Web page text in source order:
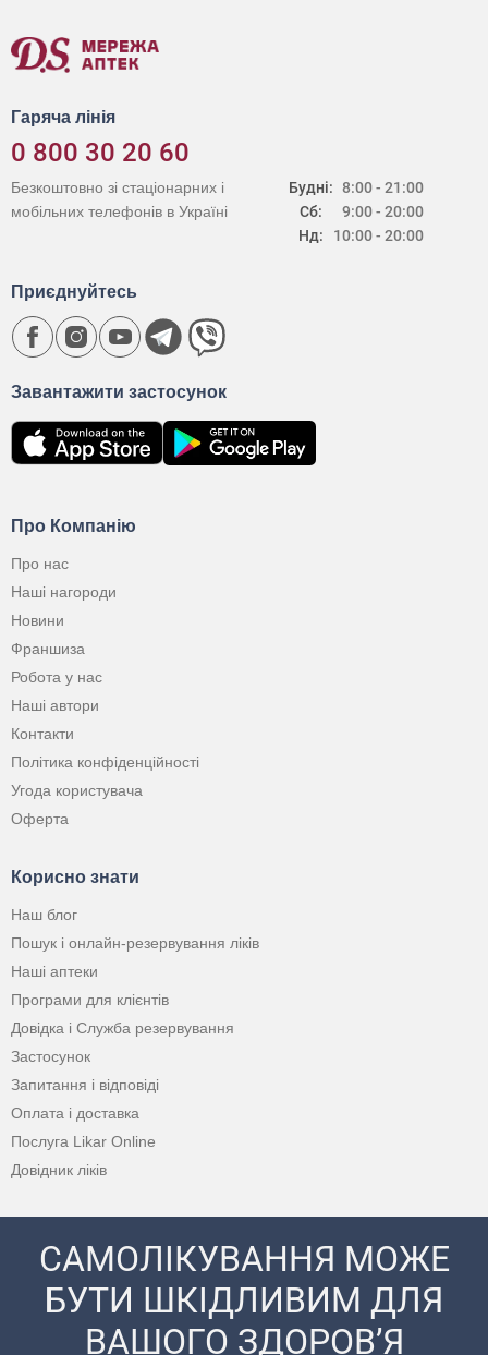
Гаряча лінія
0 800 30 20 60
Будні:
Сб:
Нд:
8:00 - 21:00
9:00 - 20:00
10:00 - 20:00
Безкоштовно зі стаціонарних і
мобільних телефонів в Україні
Про Компанію
Про нас
Наші нагороди
Новини
Франшиза
Робота у нас
Наші автори
Контакти
Політика конфіденційності
Угода користувача
Оферта
Корисно знати
Наш блог
Пошук і онлайн-резервування ліків
Наші аптеки
Програми для клієнтів
Довідка і Служба резервування
Застосунок
Запитання і відповіді
Оплата і доставка
Послуга Likar Online
Довідник ліків
Завантажити застосунок
Приєднуйтесь
САМОЛІКУВАННЯ МОЖЕ
БУТИ ШКІДЛИВИМ ДЛЯ
ВАШОГО ЗДОРОВ’Я